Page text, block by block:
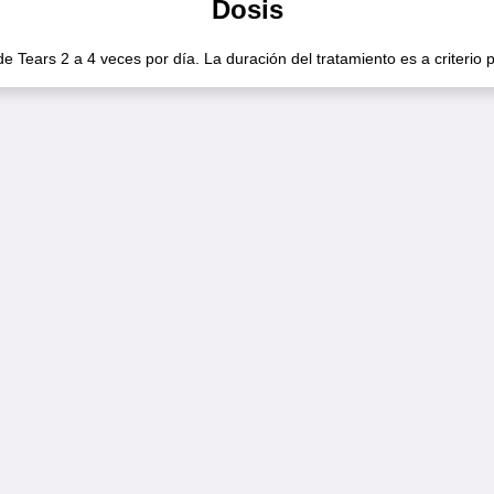
Dosis
Tears 2 a 4 veces por día. La duración del tratamiento es a criterio